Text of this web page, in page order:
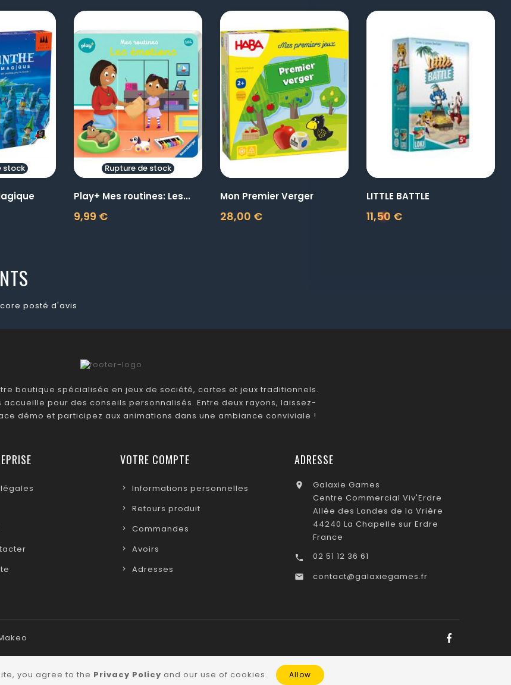
stock
visibility
Rupture de stock
Play+ Mes routines: Les...
9,99 €
Prix
visibility
Mon Premier Verger
28,00 €
Prix
visibility
LITTLE BATTLE
11,50 €
Prix
posté d'avis
boutique spécialisée en jeux de société, cartes et jeux traditionnels.
accueille pour des conseils personnalisés. Entre deux rayons, laissez-
démo et participez aux animations dans une ambiance conviviale !
VOTRE COMPTE
Informations personnelles
Retours produit
Commandes
Avoirs
Adresses
ADRESSE

Galaxie Games
Centre Commercial Viv'Erdre
Allée des Landes de la Vrière
44240 La Chapelle sur Erdre
France
 02 51 12 36 61
 contact@galaxiegames.fr
you agree to the Privacy Policy and our use of cookies. Allow